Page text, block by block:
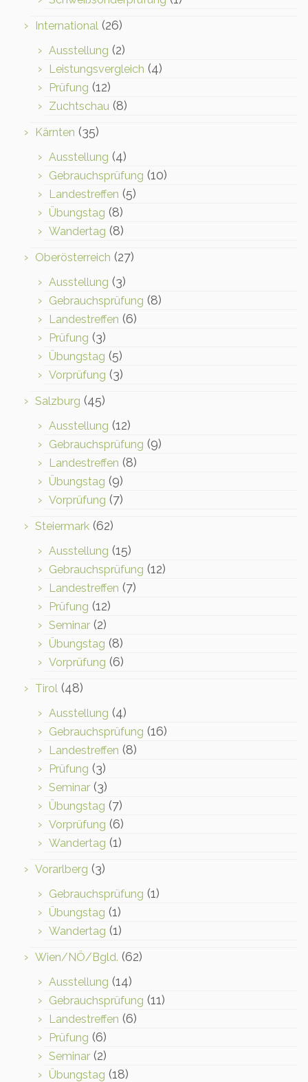
International (26)
Ausstellung (2)
Leistungsvergleich (4)
Prüfung (12)
Zuchtschau (8)
Kärnten (35)
Ausstellung (4)
Gebrauchsprüfung (10)
Landestreffen (5)
Übungstag (8)
Wandertag (8)
Oberösterreich (27)
Ausstellung (3)
Gebrauchsprüfung (8)
Landestreffen (6)
Prüfung (3)
Übungstag (5)
Vorprüfung (3)
Salzburg (45)
Ausstellung (12)
Gebrauchsprüfung (9)
Landestreffen (8)
Übungstag (9)
Vorprüfung (7)
Steiermark (62)
Ausstellung (15)
Gebrauchsprüfung (12)
Landestreffen (7)
Prüfung (12)
Seminar (2)
Übungstag (8)
Vorprüfung (6)
Tirol (48)
Ausstellung (4)
Gebrauchsprüfung (16)
Landestreffen (8)
Prüfung (3)
Seminar (3)
Übungstag (7)
Vorprüfung (6)
Wandertag (1)
Vorarlberg (3)
Gebrauchsprüfung (1)
Übungstag (1)
Wandertag (1)
Wien/NÖ/Bgld. (62)
Ausstellung (14)
Gebrauchsprüfung (11)
Landestreffen (6)
Prüfung (6)
Seminar (2)
Übungstag (18)